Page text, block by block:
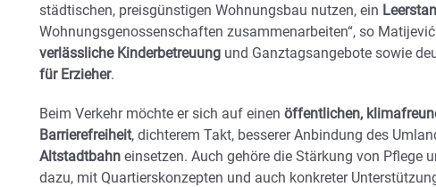
städtischen, preisgünstigen Wohnungsbau nutzen, ein
Wohnungsgenossenschaften zusammenarbeiten“, so
verlässliche Kinderbetreuung und Ganztagsangebote sowie
für Erzieher.
Beim Verkehr möchte er sich auf einen öffentlichen,
Barrierefreiheit, dichterem Takt, besserer Anbindung des
Altstadtbahn einsetzen. Auch gehöre die Stärkung von Pflege
dazu, mit Quartierskonzepten und auch konkreter